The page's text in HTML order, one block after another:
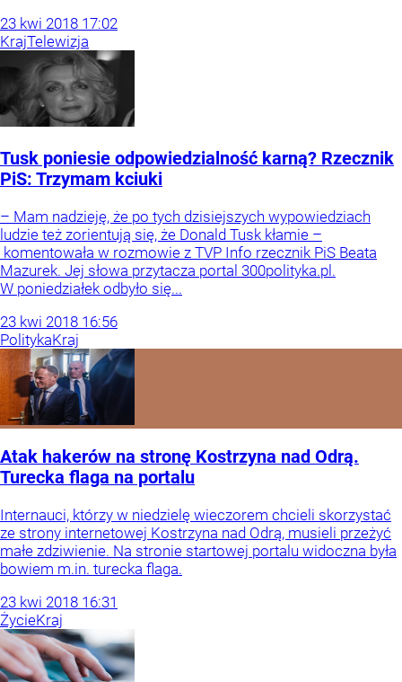
23 kwi 2018 17:02
KrajTelewizja
Tusk poniesie odpowiedzialność karną? Rzecznik
PiS: Trzymam kciuki
– Mam nadzieję, że po tych dzisiejszych wypowiedziach
ludzie też zorientują się, że Donald Tusk kłamie –
komentowała w rozmowie z TVP Info rzecznik PiS Beata
Mazurek. Jej słowa przytacza portal 300polityka.pl.
W poniedziałek odbyło się...
23 kwi 2018 16:56
PolitykaKraj
Atak hakerów na stronę Kostrzyna nad Odrą.
Turecka flaga na portalu
Internauci, którzy w niedzielę wieczorem chcieli skorzystać
ze strony internetowej Kostrzyna nad Odrą, musieli przeżyć
małe zdziwienie. Na stronie startowej portalu widoczna była
bowiem m.in. turecka flaga.
23 kwi 2018 16:31
ŻycieKraj